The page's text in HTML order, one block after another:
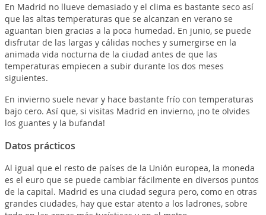
En Madrid no llueve demasiado y el clima es bastante seco así
que las altas temperaturas que se alcanzan en verano se
aguantan bien gracias a la poca humedad. En junio, se puede
disfrutar de las largas y cálidas noches y sumergirse en la
animada vida nocturna de la ciudad antes de que las
temperaturas empiecen a subir durante los dos meses
siguientes.
En invierno suele nevar y hace bastante frío con temperaturas
bajo cero. Así que, si visitas Madrid en invierno, ¡no te olvides
los guantes y la bufanda!
Datos prácticos
Al igual que el resto de países de la Unión europea, la moneda
es el euro que se puede cambiar fácilmente en diversos puntos
de la capital. Madrid es una ciudad segura pero, como en otras
grandes ciudades, hay que estar atento a los ladrones, sobre